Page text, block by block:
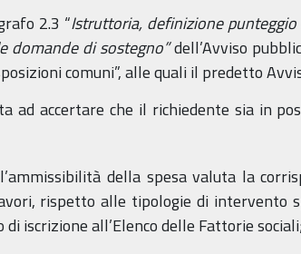
2.3 “Istruttoria, definizione
domande di sostegno”dell’Avviso
comuni”, alle quali il predetto
ad accertare che il richiedente sia in
della spesa valuta la
rispetto alle tipologie di intervento
iscrizione all’Elenco delle Fattorie